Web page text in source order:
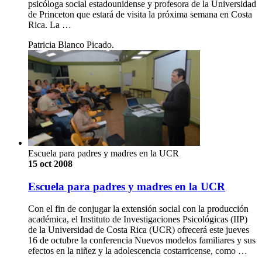
psicóloga social estadounidense y profesora de la Universidad
de Princeton que estará de visita la próxima semana en Costa
Rica. La …
Patricia Blanco Picado.
Escuela para padres y madres en la UCR
15 oct 2008
Escuela para padres y madres en la UCR
Con el fin de conjugar la extensión social con la producción
académica, el Instituto de Investigaciones Psicológicas (IIP)
de la Universidad de Costa Rica (UCR) ofrecerá este jueves
16 de octubre la conferencia Nuevos modelos familiares y sus
efectos en la niñez y la adolescencia costarricense, como …